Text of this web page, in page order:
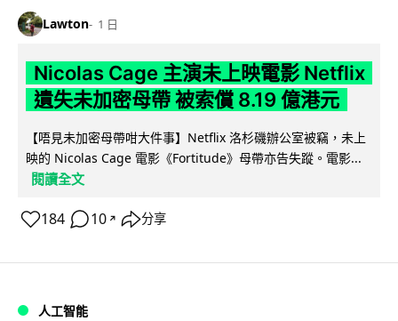
Lawton 1 日
Nicolas Cage 主演未上映電影 Netflix
遺失未加密母帶 被索償 8.19 億港元
【唔見未加密母帶咁大件事】Netflix 洛杉磯辦公室被竊，未上
映的 Nicolas Cage 電影《Fortitude》母帶亦告失蹤。電影...
閱讀全文
184 10 ↗ 分享
人工智能